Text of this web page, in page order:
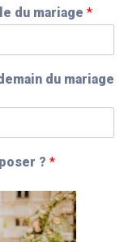
du mariage *
du mariage
? *